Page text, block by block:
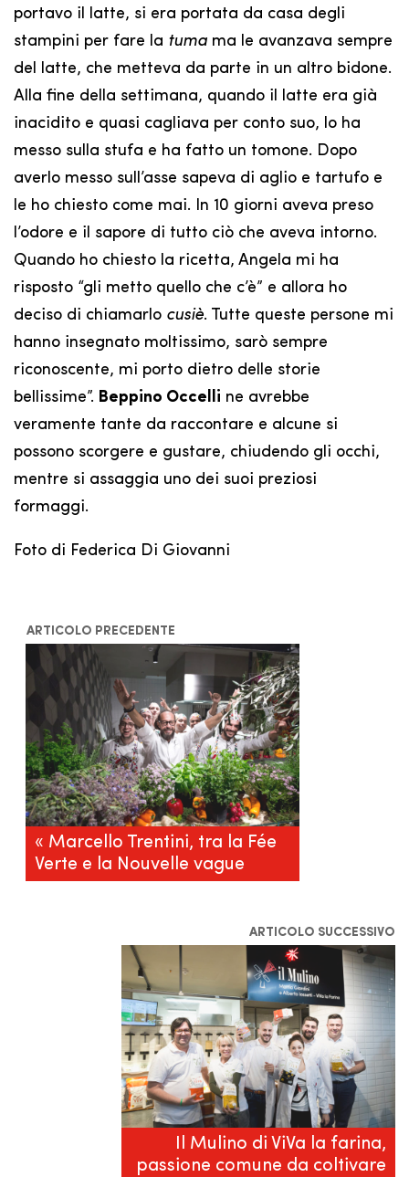
portavo il latte, si era portata da casa degli
stampini per fare la tuma ma le avanzava sempre
del latte, che metteva da parte in un altro bidone.
Alla fine della settimana, quando il latte era già
inacidito e quasi cagliava per conto suo, lo ha
messo sulla stufa e ha fatto un tomone. Dopo
averlo messo sull’asse sapeva di aglio e tartufo e
le ho chiesto come mai. In 10 giorni aveva preso
l’odore e il sapore di tutto ciò che aveva intorno.
Quando ho chiesto la ricetta, Angela mi ha
risposto “gli metto quello che c’è” e allora ho
deciso di chiamarlo cusiè. Tutte queste persone mi
hanno insegnato moltissimo, sarò sempre
riconoscente, mi porto dietro delle storie
bellissime”. Beppino Occelli ne avrebbe
veramente tante da raccontare e alcune si
possono scorgere e gustare, chiudendo gli occhi,
mentre si assaggia uno dei suoi preziosi
formaggi.
Foto di Federica Di Giovanni
ARTICOLO PRECEDENTE
« Marcello Trentini, tra la Fée
Verte e la Nouvelle vague
ARTICOLO SUCCESSIVO
Il Mulino di ViVa la farina,
passione comune da coltivare